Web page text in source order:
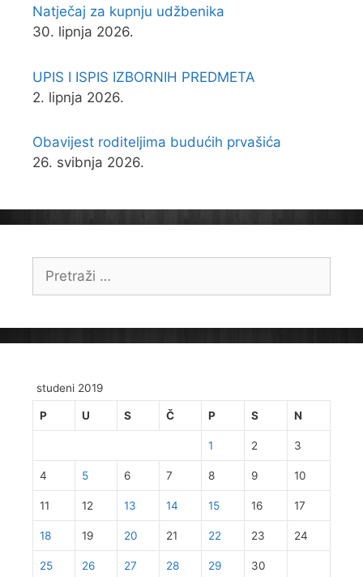
Natječaj za kupnju udžbenika
30. lipnja 2026.
UPIS I ISPIS IZBORNIH PREDMETA
2. lipnja 2026.
Obavijest roditeljima budućih prvašića
26. svibnja 2026.
Pretraži:
studeni 2019
P U S Č P S N
1 2 3
4 5 6 7 8 9 10
11 12 13 14 15 16 17
18 19 20 21 22 23 24
25 26 27 28 29 30